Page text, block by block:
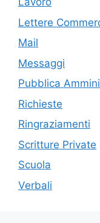
Lettere
Mail
Messaggi
Pubblica
Richieste
Ringraziamenti
Scritture Private
Scuola
Verbali